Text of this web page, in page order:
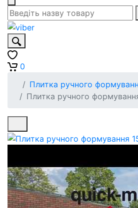
0
Плитка ручного
Плитка ручного